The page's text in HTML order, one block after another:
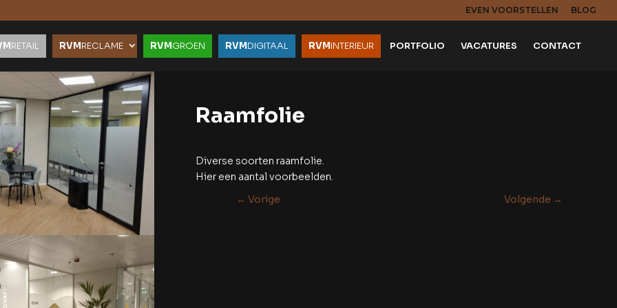
EVEN VOORSTELLEN BLOG
RETAIL RVMRECLAME RVMGROEN RVMDIGITAAL RVMINTERIEUR PORTFOLIO VACATURES CONTACT
Raamfolie
Diverse soorten raamfolie.
Hier een aantal voorbeelden.
←Vorige Volgende →